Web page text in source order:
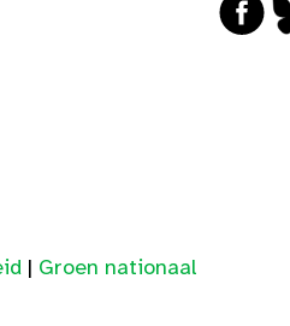
| Groen nationaal